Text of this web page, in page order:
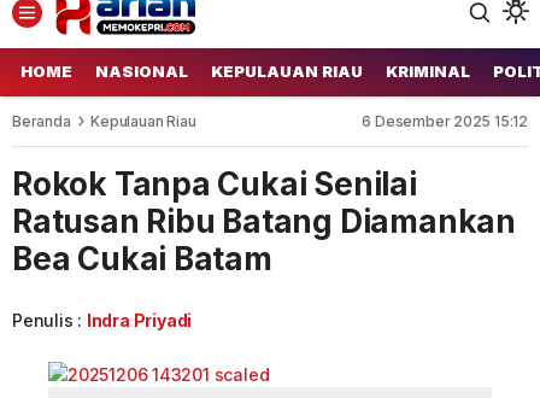
HOME NASIONAL KEPULAUAN RIAU KRIMINAL
Beranda Kepulauan Riau 6 Desember 2025 15:12
Rokok Tanpa Cukai Senilai
Ratusan Ribu Batang Diamankan
Bea Cukai Batam
Penulis : Indra Priyadi